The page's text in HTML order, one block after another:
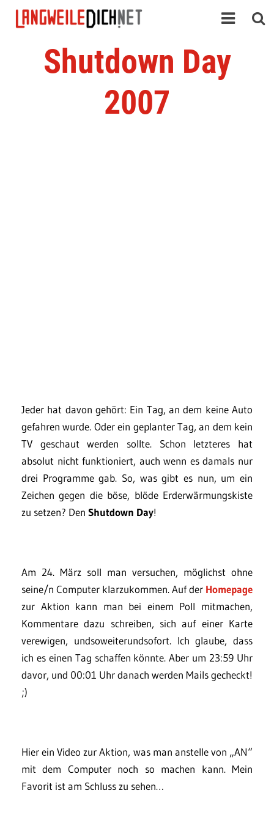
Shutdown Day
2007
Jeder hat davon gehört: Ein Tag, an dem keine Auto
gefahren wurde. Oder ein geplanter Tag, an dem kein
TV geschaut werden sollte. Schon letzteres hat
absolut nicht funktioniert, auch wenn es damals nur
drei Programme gab. So, was gibt es nun, um ein
Zeichen gegen die böse, blöde Erderwärmungskiste
zu setzen? Den Shutdown Day!
Am 24. März soll man versuchen, möglichst ohne
seine/n Computer klarzukommen. Auf der Homepage
zur Aktion kann man bei einem Poll mitmachen,
Kommentare dazu schreiben, sich auf einer Karte
verewigen, undsoweiterundsofort. Ich glaube, dass
ich es einen Tag schaffen könnte. Aber um 23:59 Uhr
davor, und 00:01 Uhr danach werden Mails gecheckt!
;)
Hier ein Video zur Aktion, was man anstelle von „AN“
mit dem Computer noch so machen kann. Mein
Favorit ist am Schluss zu sehen…